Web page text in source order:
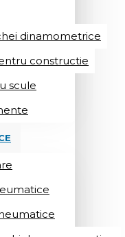
dinamometrice
constructie
scule